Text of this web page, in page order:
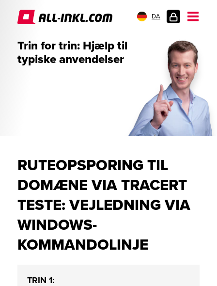
DA
Trin for trin: Hjælp til
typiske anvendelser
RUTEOPSPORING TIL
DOMÆNE VIA TRACERT
TESTE: VEJLEDNING VIA
WINDOWS-
KOMMANDOLINJE
TRIN 1: